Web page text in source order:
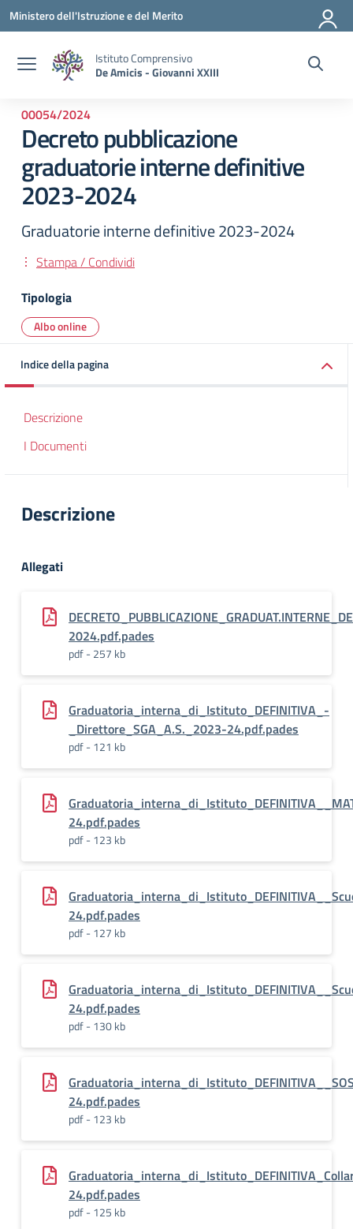
Vai ai contenuti
Vai al menu di navigazione
Vai al footer
Ministero dell'Istruzione e del Merito
Istituto Comprensivo
De Amicis - Giovanni XXIII
00054/2024
Decreto pubblicazione
graduatorie interne definitive
2023-2024
Graduatorie interne definitive 2023-2024
Stampa / Condividi
Tipologia
Albo online
Indice della pagina
Descrizione
I Documenti
Descrizione
Allegati
2024.pdf.pades
pdf - 257 kb
Graduatoria_interna_di_Istituto_DEFINITIVA_-
_Direttore_SGA_A.S._2023-24.pdf.pades
pdf - 121 kb
24.pdf.pades
pdf - 123 kb
24.pdf.pades
pdf - 127 kb
24.pdf.pades
pdf - 130 kb
24.pdf.pades
pdf - 123 kb
24.pdf.pades
pdf - 125 kb